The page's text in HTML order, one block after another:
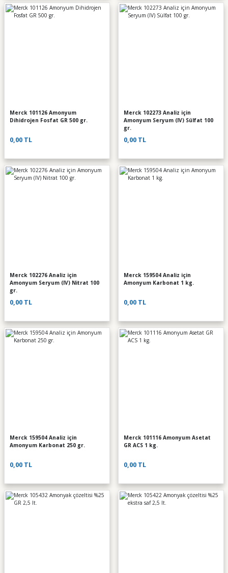
Merck 101126 Amonyum
Dihidrojen Fosfat GR 500 gr.
0,00 TL
Merck 102273 Analiz için
Amonyum Seryum (IV) Sülfat 100
gr.
0,00 TL
Merck 102276 Analiz için
Amonyum Seryum (IV) Nitrat 100
gr.
0,00 TL
Merck 159504 Analiz için
Amonyum Karbonat 1 kg.
0,00 TL
Merck 159504 Analiz için
Amonyum Karbonat 250 gr.
0,00 TL
Merck 101116 Amonyum Asetat
GR ACS 1 kg.
0,00 TL